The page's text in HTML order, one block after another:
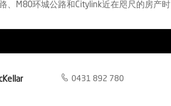
、M80环城公路和Citylink近在咫尺的房产
0431 892 780